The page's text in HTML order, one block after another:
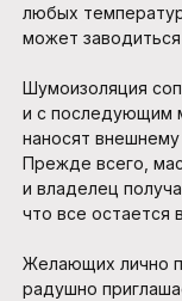
любых
может
Шумоизоляция
и с последующим
наносят
Прежде всего,
и владелец
что все остается
Желающих лично
радушно